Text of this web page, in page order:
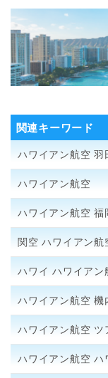
関連キーワード
ハワイアン航空 羽
ハワイアン航空
ハワイアン航空 福
関空 ハワイアン航
ハワイ ハワイアン
ハワイアン航空 機
ハワイアン航空 ツ
ハワイアン航空 ハ